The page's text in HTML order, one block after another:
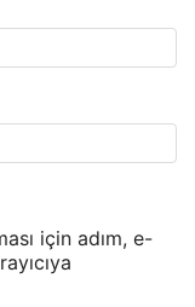
için adım, e-